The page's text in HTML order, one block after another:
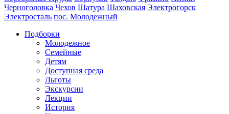
Черноголовка Чехов Шатура Шаховская Электрогорск
Электросталь пос. Молодежный
Подборки
Молодежное
Семейные
Детям
Доступная среда
Льготы
Экскурсии
Лекции
История